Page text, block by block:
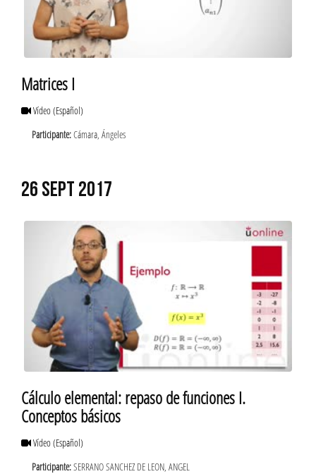
Matrices I
Vídeo(Español)
Participante:Cámara, Ángeles
26 SEPT 2017
Cálculo elemental: repaso de funciones I.
Conceptos básicos
Vídeo(Español)
Participante:SERRANO SANCHEZ DE LEON, ANGEL